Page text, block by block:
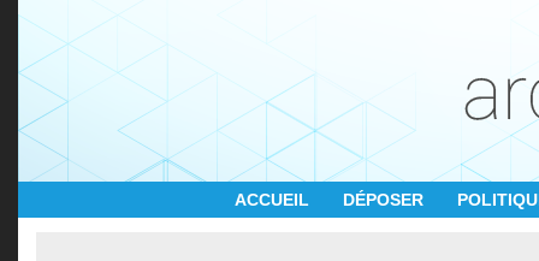
ACCUEIL DÉPOSER